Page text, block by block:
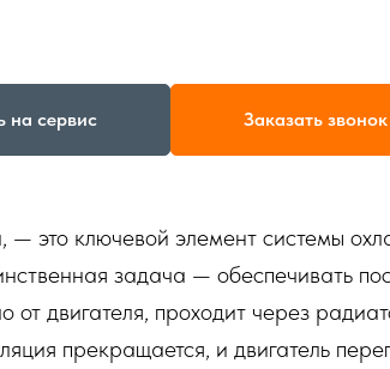
на сервис Заказать звонок
— это ключевой элемент системы
задача — обеспечивать
от двигателя, проходит через
прекращается, и двигатель